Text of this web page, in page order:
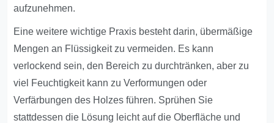
aufzunehmen.
Eine weitere wichtige Praxis besteht darin, übermäßige
Mengen an Flüssigkeit zu vermeiden. Es kann
verlockend sein, den Bereich zu durchtränken, aber zu
viel Feuchtigkeit kann zu Verformungen oder
Verfärbungen des Holzes führen. Sprühen Sie
stattdessen die Lösung leicht auf die Oberfläche und